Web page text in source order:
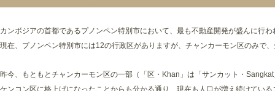
カンボジアの首都であるプノンペン特別市において、最も不動産開発が盛んに行
現在、プノンペン特別市には12の行政区がありますが、チャンカーモン区のみで
昨今、もともとチャンカーモン区の一部（「区・Khan」は「サンカット・
ケンコン区に格上げになったことからも分かる通り、現在も人口が増え続けてい